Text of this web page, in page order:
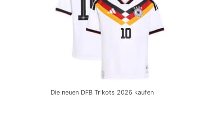
Die neuen DFB Trikots 2026 kaufen